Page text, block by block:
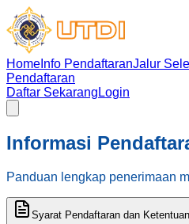
Home Info PendaftaranJalur
Pendaftaran
Daftar Sekarang Login
Informasi
Panduan lengkap penerimaan
Syarat Pendaftaran dan Ketentuan